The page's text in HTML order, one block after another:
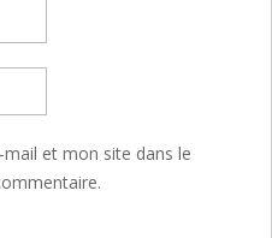
et mon site dans le